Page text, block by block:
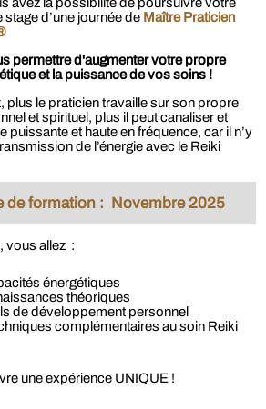
d’une journée de Maître Praticien
permettre d'augmenter votre propre
et la puissance de vos soins !
plus le praticien travaille sur son propre
et spirituel, plus il peut canaliser et
puissante et haute en fréquence, car il n’y
de l’énergie avec le Reiki
de formation : Novembre 2025
vous allez :
énergétiques
théoriques
de développement personnel
une expérience UNIQUE !